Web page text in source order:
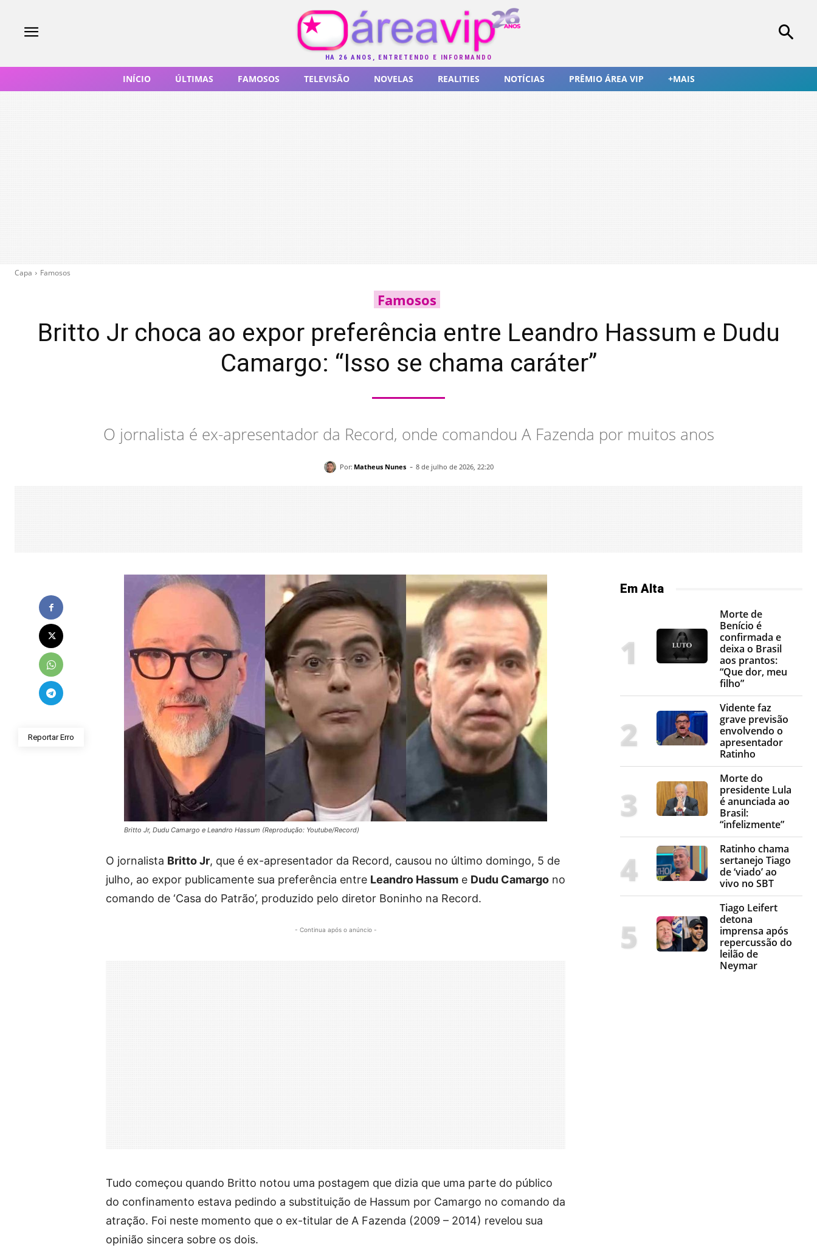
HÁ 26 ANOS, ENTRETENDO E INFORMANDO
INÍCIO ÚLTIMAS FAMOSOS TELEVISÃO NOVELAS REALITIES NOTÍCIAS PRÊMIO ÁREA VIP +MAIS
Capa Famosos
Famosos
Britto Jr choca ao expor preferência entre Leandro Hassum e Dudu
Camargo: “Isso se chama caráter”
O jornalista é ex-apresentador da Record, onde comandou A Fazenda por muitos anos
Por: Matheus Nunes - 8 de julho de 2026, 22:20
Reportar Erro
Britto Jr, Dudu Camargo e Leandro Hassum (Reprodução: Youtube/Record)
O jornalista Britto Jr, que é ex-apresentador da Record, causou no último domingo, 5 de
julho, ao expor publicamente sua preferência entre Leandro Hassum e Dudu Camargo no
comando de ‘Casa do Patrão’, produzido pelo diretor Boninho na Record.
- Continua após o anúncio -
Tudo começou quando Britto notou uma postagem que dizia que uma parte do público
do confinamento estava pedindo a substituição de Hassum por Camargo no comando da
atração. Foi neste momento que o ex-titular de A Fazenda (2009 – 2014) revelou sua
opinião sincera sobre os dois.
Em Alta
Morte de
Benício é
confirmada e
deixa o Brasil
aos prantos:
“Que dor, meu
filho”
Vidente faz
grave previsão
envolvendo o
apresentador
Ratinho
Morte do
presidente Lula
é anunciada ao
Brasil:
“infelizmente”
Ratinho chama
sertanejo Tiago
de ‘viado’ ao
vivo no SBT
Tiago Leifert
detona
imprensa após
repercussão do
leilão de
Neymar